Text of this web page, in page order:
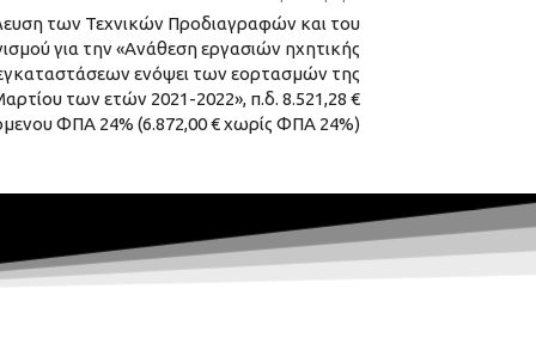
των Τεχνικών Προδιαγραφών και του
για την «Ανάθεση εργασιών ηχητικής
ενόψει των εορτασμών της
των ετών 2021-2022», π.δ. 8.521,28 €
ΦΠΑ 24% (6.872,00 € χωρίς ΦΠΑ 24%)